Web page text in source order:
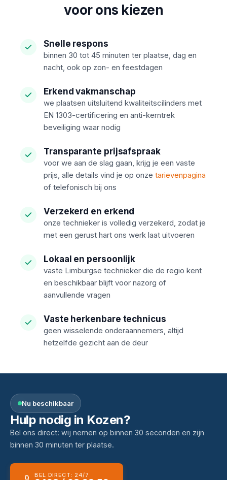
voor ons kiezen
Snelle respons
binnen 30 tot 45 minuten ter plaatse, dag en
nacht, ook op zon- en feestdagen
Erkend vakmanschap
we plaatsen uitsluitend kwaliteitscilinders met
EN 1303-certificering en anti-kerntrek
beveiliging waar nodig
Transparante prijsafspraak
voor we aan de slag gaan, krijg je een vaste
prijs, alle details vind je op onze tarievenpagina
of telefonisch bij ons
Verzekerd en erkend
onze technieker is volledig verzekerd, zodat je
met een gerust hart ons werk laat uitvoeren
Lokaal en persoonlijk
vaste Limburgse technieker die de regio kent
en beschikbaar blijft voor nazorg of
aanvullende vragen
Vaste herkenbare technicus
geen wisselende onderaannemers, altijd
hetzelfde gezicht aan de deur
Nu beschikbaar
Hulp nodig in Kozen?
Bel ons direct: wij nemen op binnen 30 seconden en zijn
binnen 30 minuten ter plaatse.
BEL DIRECT: 24/7